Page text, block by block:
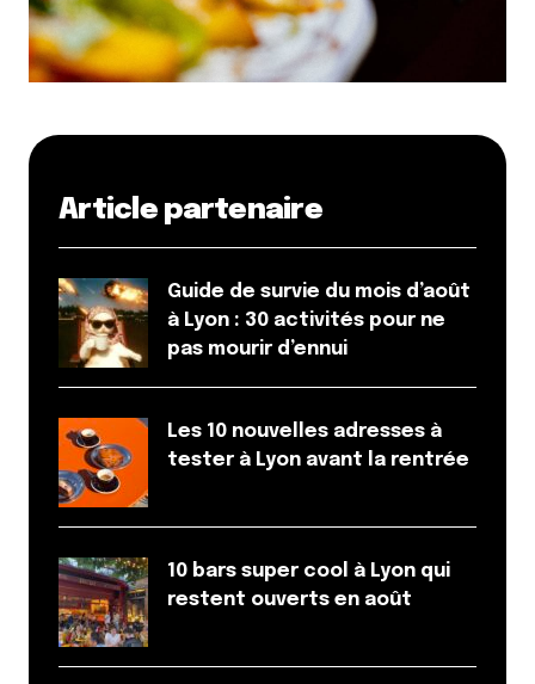
Article partenaire
Guide de survie du mois d’août
à Lyon : 30 activités pour ne
pas mourir d’ennui
Les 10 nouvelles adresses à
tester à Lyon avant la rentrée
10 bars super cool à Lyon qui
restent ouverts en août